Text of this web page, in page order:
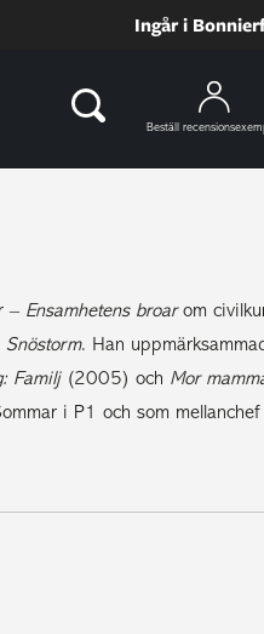
Ingår i
Beställ
– Ensamhetens broarom
Snöstorm. Han
Familj (2005) och Mor
i P1 och som mellanchef